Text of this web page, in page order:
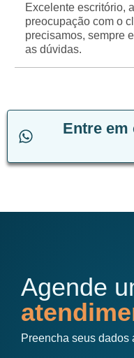
Excelente escritório,
preocupação com o
precisamos, sempre
as dúvidas.
Entre em
Agende
Preencha seus dados